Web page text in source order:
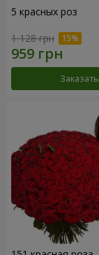
5 красных роз
1 128 грн
Заказать